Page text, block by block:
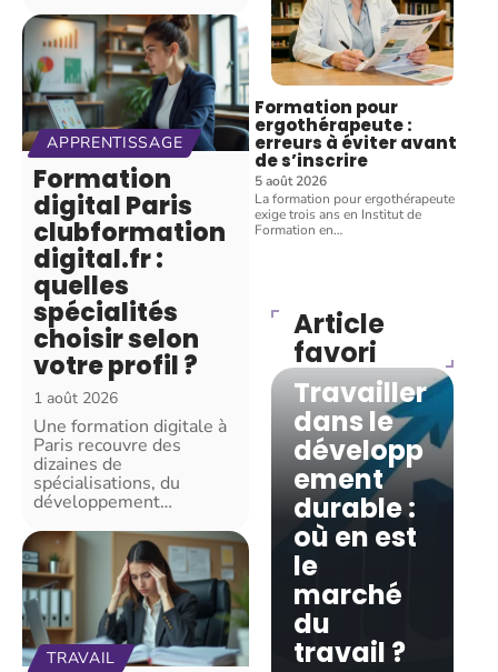
APPRENTISSAGE
Formation
digital Paris
clubformation
digital.fr :
quelles
spécialités
choisir selon
votre profil ?
1 août 2026
Une formation digitale à
Paris recouvre des
dizaines de
spécialisations, du
développement…
TRAVAIL
Formation pour
ergothérapeute :
erreurs à éviter avant
de s’inscrire
5 août 2026
La formation pour ergothérapeute
exige trois ans en Institut de
Formation en…
Article
favori
BUSINESS
Travailler
dans le
développ
ement
durable :
où en est
le
marché
du
travail ?